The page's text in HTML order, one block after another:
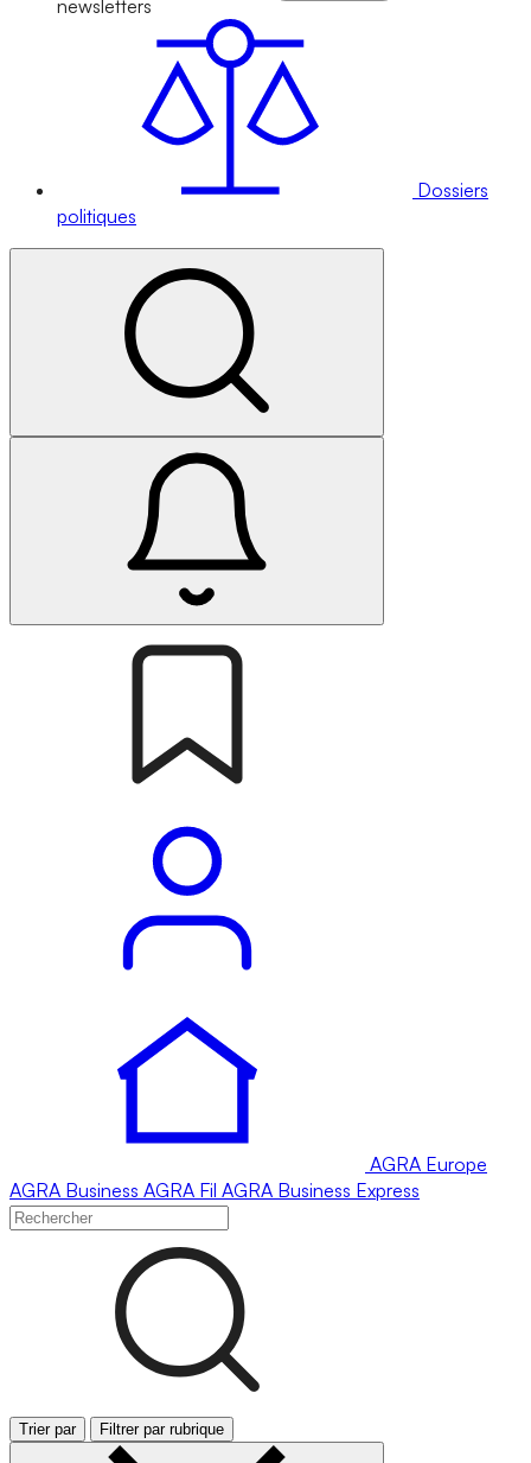
newsletters
Dossiers
politiques
AGRA Europe
AGRA Business AGRA Fil AGRA Business Express
Trier par Filtrer par rubrique